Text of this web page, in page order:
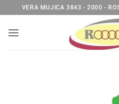
al
contenido
VERA MUJICA 3843 - 2000 -